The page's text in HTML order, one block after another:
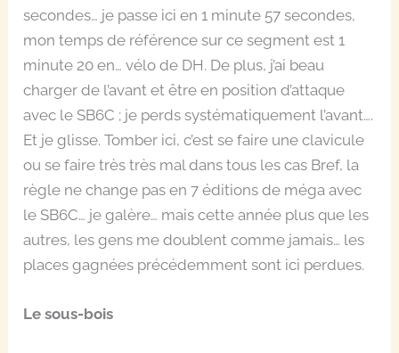
secondes… je passe ici en 1 minute 57 secondes,
mon temps de référence sur ce segment est 1
minute 20 en… vélo de DH. De plus, j’ai beau
charger de l’avant et être en position d’attaque
avec le SB6C ; je perds systématiquement l’avant….
Et je glisse. Tomber ici, c’est se faire une clavicule
ou se faire très très mal dans tous les cas Bref, la
règle ne change pas en 7 éditions de méga avec
le SB6C… je galère… mais cette année plus que les
autres, les gens me doublent comme jamais… les
places gagnées précédemment sont ici perdues.
Le sous-bois